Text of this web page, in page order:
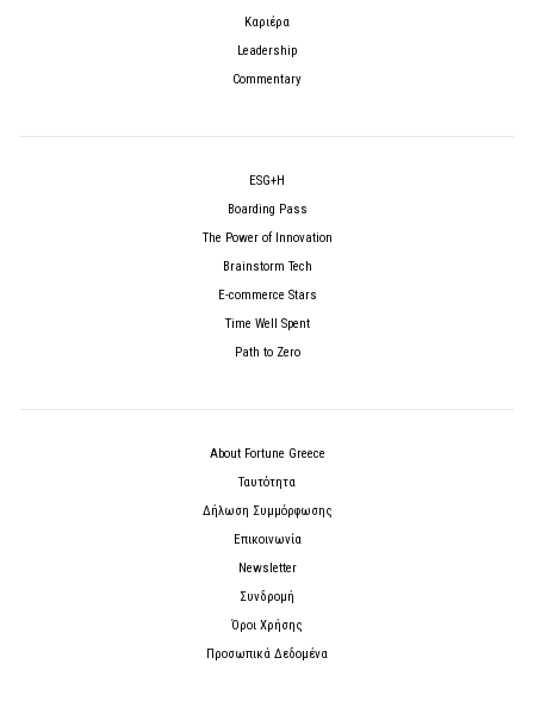
Καριέρα
Leadership
Commentary
ESG+H
Boarding Pass
The Power of Innovation
Brainstorm Tech
E-commerce Stars
Time Well Spent
Path to Zero
About Fortune Greece
Ταυτότητα
Δήλωση Συμμόρφωσης
Επικοινωνία
Newsletter
Συνδρομή
Όροι Χρήσης
Προσωπικά Δεδομένα